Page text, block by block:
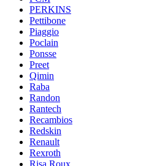
PERKINS
Pettibone
Piaggio
Poclain
Ponsse
Preet
Qimin
Raba
Randon
Rantech
Recambios
Redskin
Renault
Rexroth
Risa Roux